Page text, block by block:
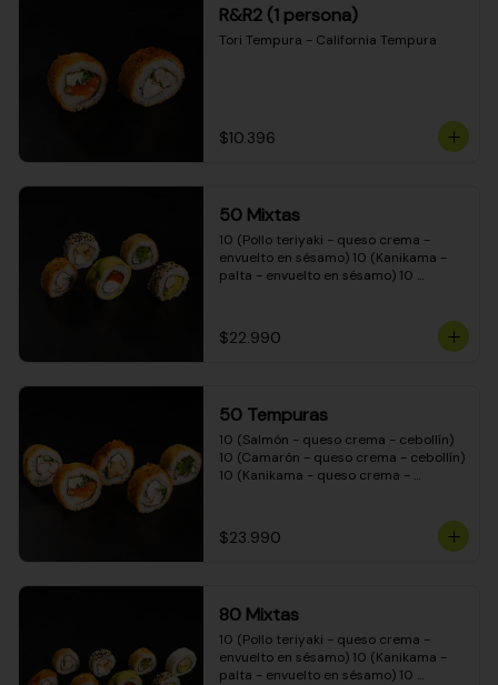
R&R2 (1 persona)
Tori Tempura - California Tempura
$10.396
50 Mixtas
10 (Pollo teriyaki - queso crema -
envuelto en sésamo) 10 (Kanikama -
palta - envuelto en sésamo) 10
cebollín - envuelto en masa tempura)
10 (Pimentón - queso crema - cebollín
$22.990
50 Tempuras
10 (Salmón - queso crema - cebollín)
10 (Camarón - queso crema - cebollín)
10 (Kanikama - queso crema -
crema - cebollín)
$23.990
80 Mixtas
10 (Pollo teriyaki - queso crema -
envuelto en sésamo) 10 (Kanikama -
palta - envuelto en sésamo) 10